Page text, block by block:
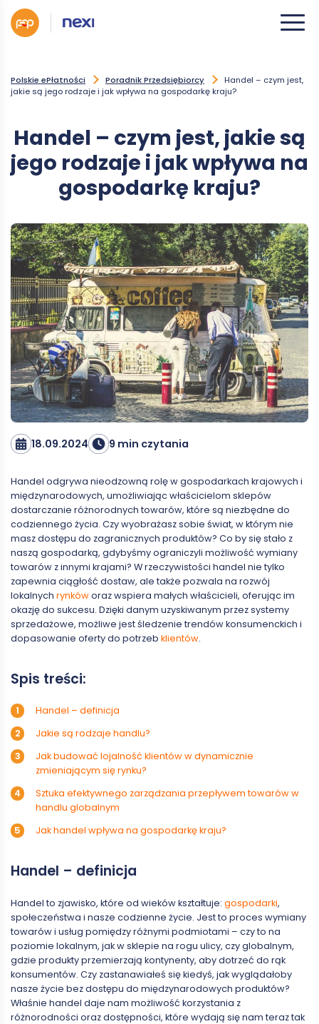
Polskie ePłatności Poradnik Przedsiębiorcy
Handel – czym jest,
jakie są jego rodzaje i jak wpływa na gospodarkę kraju?
Handel – czym jest, jakie są
jego rodzaje i jak wpływa na
gospodarkę kraju?
18.09.2024 9 min czytania
Handel odgrywa nieodzowną rolę w gospodarkach krajowych i
międzynarodowych, umożliwiając właścicielom sklepów
dostarczanie różnorodnych towarów, które są niezbędne do
codziennego życia. Czy wyobrażasz sobie świat, w którym nie
masz dostępu do zagranicznych produktów? Co by się stało z
naszą gospodarką, gdybyśmy ograniczyli możliwość wymiany
towarów z innymi krajami? W rzeczywistości handel nie tylko
zapewnia ciągłość dostaw, ale także pozwala na rozwój
lokalnych rynkóworaz wspiera małych właścicieli, oferując im
okazję do sukcesu. Dzięki danym uzyskiwanym przez systemy
sprzedażowe, możliwe jest śledzenie trendów konsumenckich i
dopasowanie oferty do potrzeb klientów.
Spis treści:
Handel – definicja
Jakie są rodzaje handlu?
Jak budować lojalność klientów w dynamicznie
zmieniającym się rynku?
Sztuka efektywnego zarządzania przepływem towarów w
handlu globalnym
Jak handel wpływa na gospodarkę kraju?
Handel – definicja
Handel to zjawisko, które od wieków kształtuje: gospodarki,
społeczeństwa i nasze codzienne życie. Jest to proces wymiany
towarów i usług pomiędzy różnymi podmiotami – czy to na
poziomie lokalnym, jak w sklepie na rogu ulicy, czy globalnym,
gdzie produkty przemierzają kontynenty, aby dotrzeć do rąk
konsumentów. Czy zastanawiałeś się kiedyś, jak wyglądałoby
nasze życie bez dostępu do międzynarodowych produktów?
Właśnie handel daje nam możliwość korzystania z
różnorodności oraz dostępności, które wydają się nam teraz tak